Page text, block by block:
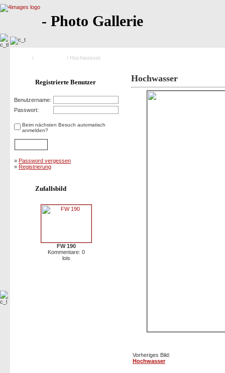
- Photo Gallerie
/ / Hochwasser
Registrierte Benutzer
Benutzername:
Passwort:
Beim nächsten Besuch automatisch
anmelden?
» Password vergessen
» Registrierung
Zufallsbild
FW 190
Kommentare: 0
lois
Hochwasser
Vorheriges Bild:
Hochwasser